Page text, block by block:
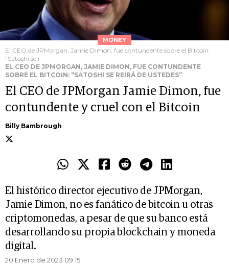
MONEY
El CEO de JPMorgan, Jamie Dimon, fue contundente sobre el Bitcoin:
“Satoshi se r
EL CEO DE JPMORGAN, JAMIE DIMON, FUE CONTUNDENTE
SOBRE EL BITCOIN: “SATOSHI SE REIRÁ DE USTEDES”
El CEO de JPMorgan Jamie Dimon, fue
contundente y cruel con el Bitcoin
Billy Bambrough
El histórico director ejecutivo de JPMorgan,
Jamie Dimon, no es fanático de bitcoin u otras
criptomonedas, a pesar de que su banco está
desarrollando su propia blockchain y moneda
digital.
20 Enero de 2023 09.15